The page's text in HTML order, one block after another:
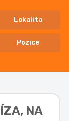
Lokalita
Pozice
NA